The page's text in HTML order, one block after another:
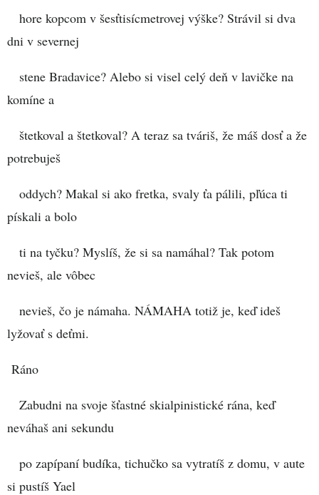
hore kopcom v šesťtisícmetrovej výške? Strávil si dva
dni v severnej
stene Bradavice? Alebo si visel celý deň v lavičke na
komíne a
štetkoval a štetkoval? A teraz sa tváriš, že máš dosť a že
potrebuješ
oddych? Makal si ako fretka, svaly ťa pálili, pľúca ti
pískali a bolo
ti na tyčku? Myslíš, že si sa namáhal? Tak potom
nevieš, ale vôbec
nevieš, čo je námaha. NÁMAHA totiž je, keď ideš
lyžovať s deťmi.
Ráno
Zabudni na svoje šťastné skialpinistické rána, keď
neváhaš ani sekundu
po zapípaní budíka, tichučko sa vytratíš z domu, v aute
si pustíš Yael